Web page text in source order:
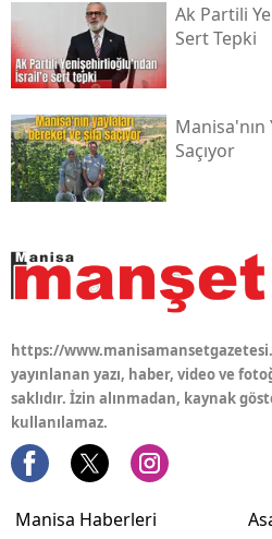
Ak Partili
Sert Tepki
Manisa'nın
Saçıyor
https://
yayınlanan yazı, haber, video ve
saklıdır. İzin alınmadan, kaynak
kullanılamaz.
Manisa Haberleri